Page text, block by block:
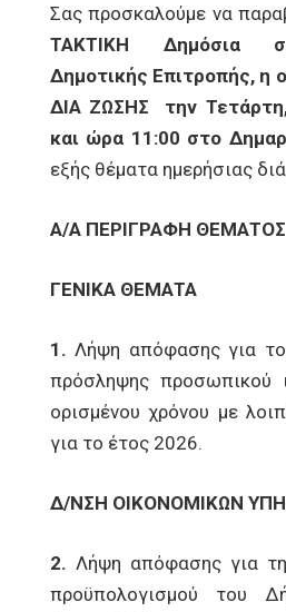
Σας προσκαλούμε να
ΤΑΚΤΙΚΗ Δημόσια
Δημοτικής Επιτροπής, η
ΔΙΑ ΖΩΣΗΣ την
και ώρα 11:00 στο
εξής θέματα ημερήσιας
Α/Α ΠΕΡΙΓΡΑΦΗ ΘΕΜΑΤΟΣ
ΓΕΝΙΚΑ ΘΕΜΑΤΑ
1.Λήψη απόφασης για
πρόσληψης προσωπικού
ορισμένου χρόνου με
για το έτος 2026.
Δ/ΝΣΗ ΟΙΚΟΝΟΜΙΚΩΝ
2. Λήψη απόφασης για
προϋπολογισμού του